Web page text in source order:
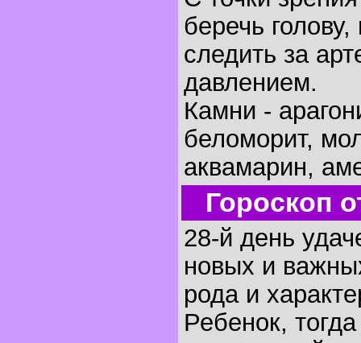
беречь голову,
следить за
давлением.
Камни -
беломорит,
аквамарин,
Гороскоп
28-й день
новых и
рода и
Ребенок,